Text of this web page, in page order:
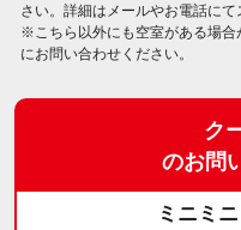
さい。詳細はメールやお電話にて
※こちら以外にも空室がある場合
にお問い合わせください。
ク
のお問
ミニミ